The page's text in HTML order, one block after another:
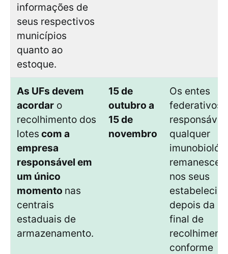
informações de
seus respectivos
municípios
quanto ao
estoque.
As UFs devem
acordar o
recolhimento dos
lotes com a
empresa
responsável em
um único
momento nas
centrais
estaduais de
armazenamento.
15 de
outubro a
15 de
novembro
Os entes
federativos
qualquer
nos seus
depois da
final de
conforme